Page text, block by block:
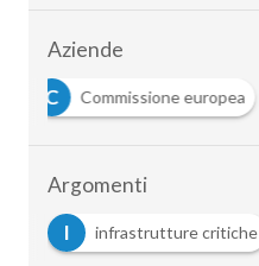
Aziende
C
Commissione europea
Argomenti
I infrastrutture critiche